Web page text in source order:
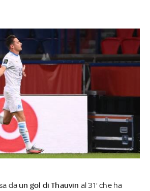
daun gol di Thauvin al 31' che ha